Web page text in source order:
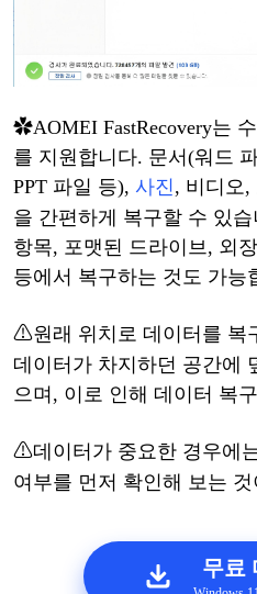
✿AOMEI FastRecovery는
를 지원합니다. 문서(워드
PPT 파일 등), 사진 , 비디오,
을 간편하게 복구할 수 있습
항목, 포맷된 드라이브, 외
등에서 복구하는 것도 가능
⚠원래 위치로 데이터를 복
데이터가 차지하던 공간에
으며 , 이로 인해 데이터 복
⚠데이터가 중요한 경우에
여부를 먼저 확인해 보는 것
무료